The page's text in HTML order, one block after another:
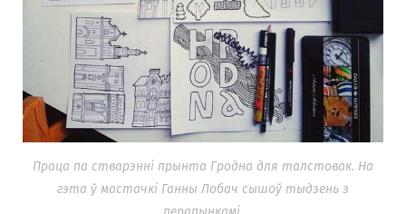
Праца па стварэнні прынта Гродна для талстовак. На
гэта ў мастачкі Ганны Лобач сышоў тыдзень з